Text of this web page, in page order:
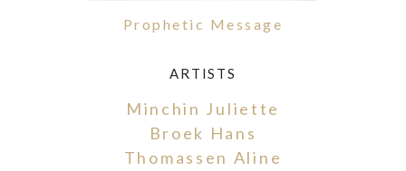
Prophetic Message
ARTISTS
Minchin Juliette
Broek Hans
Thomassen Aline